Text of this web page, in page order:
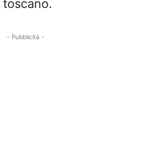
- Pubblicità -